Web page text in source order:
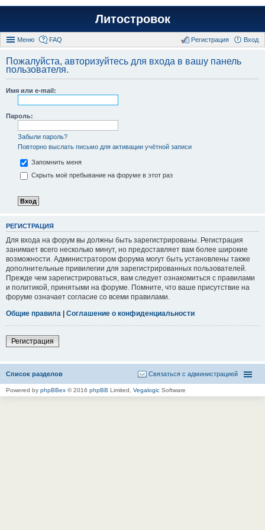
Литостровок
Меню FAQ Вход
Регистрация
Пожалуйста, авторизуйтесь для входа в вашу панель
пользователя.
Имя или e-mail:
Пароль:
Забыли пароль?
Повторно выслать письмо для активации учётной записи
Запомнить меня
Скрыть моё пребывание на форуме в этот раз
РЕГИСТРАЦИЯ
Для входа на форум вы должны быть зарегистрированы. Регистрация
занимает всего несколько минут, но предоставляет вам более широкие
возможности. Администратором форума могут быть установлены также
дополнительные привилегии для зарегистрированных пользователей.
Прежде чем зарегистрироваться, вам следует ознакомиться с правилами
и политикой, принятыми на форуме. Помните, что ваше присутствие на
форуме означает согласие со всеми правилами.
Общие правила | Соглашение о конфиденциальности
Регистрация
Список разделов Связаться с администрацией
Powered by phpBBex © 2016 phpBB Limited, Vegalogic Software